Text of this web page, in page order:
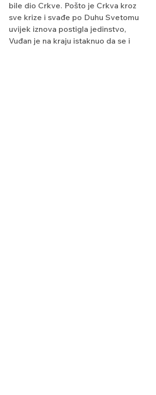
bile dio Crkve. Pošto je Crkva kroz
sve krize i svađe po Duhu Svetomu
uvijek iznova postigla jedinstvo,
Vuđan je na kraju istaknuo da se i